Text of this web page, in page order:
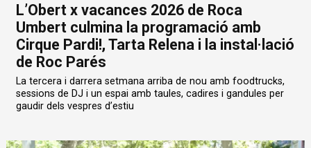
L’Obert x vacances 2026 de Roca
Umbert culmina la programació amb
Cirque Pardi!, Tarta Relena i la instal·lació
de Roc Parés
La tercera i darrera setmana arriba de nou amb foodtrucks,
sessions de DJ i un espai amb taules, cadires i gandules per
gaudir dels vespres d’estiu